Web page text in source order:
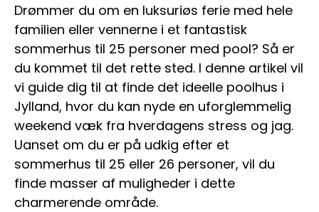
Drømmer du om en luksuriøs ferie med hele
familien eller vennerne i et fantastisk
sommerhus til 25 personer med pool? Så er
du kommet til det rette sted. I denne artikel vil
vi guide dig til at finde det ideelle poolhus i
Jylland, hvor du kan nyde en uforglemmelig
weekend væk fra hverdagens stress og jag.
Uanset om du er på udkig efter et
sommerhus til 25 eller 26 personer, vil du
finde masser af muligheder i dette
charmerende område.